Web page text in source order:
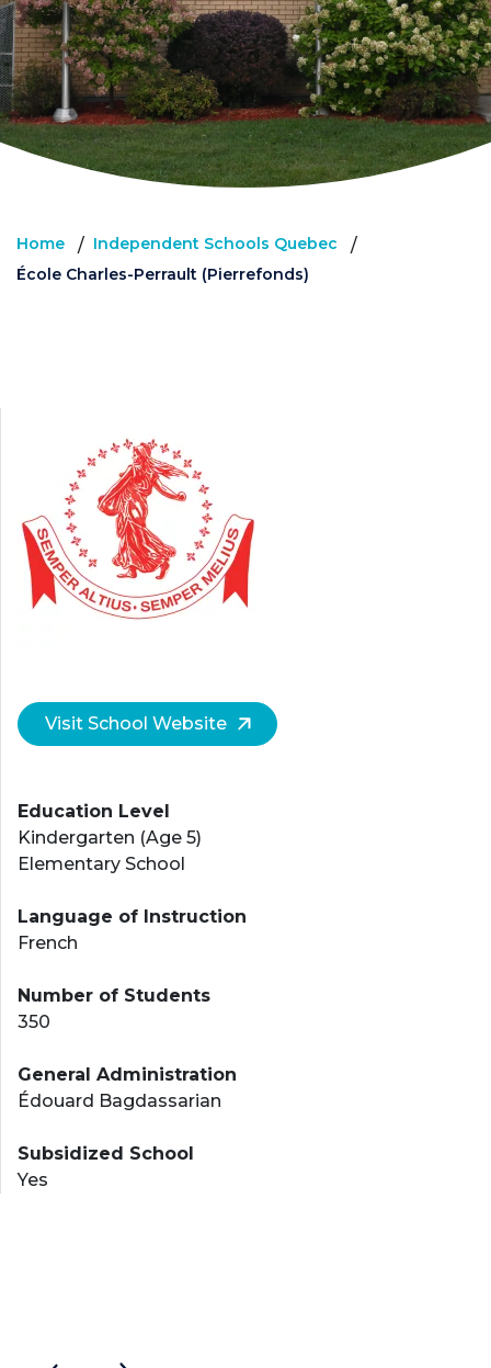
Home / Independent Schools Quebec /
École Charles-Perrault (Pierrefonds)
Visit School Website
Education Level
Kindergarten (Age 5)
Elementary School
Language of Instruction
French
Number of Students
350
General Administration
Édouard Bagdassarian
Subsidized School
Yes